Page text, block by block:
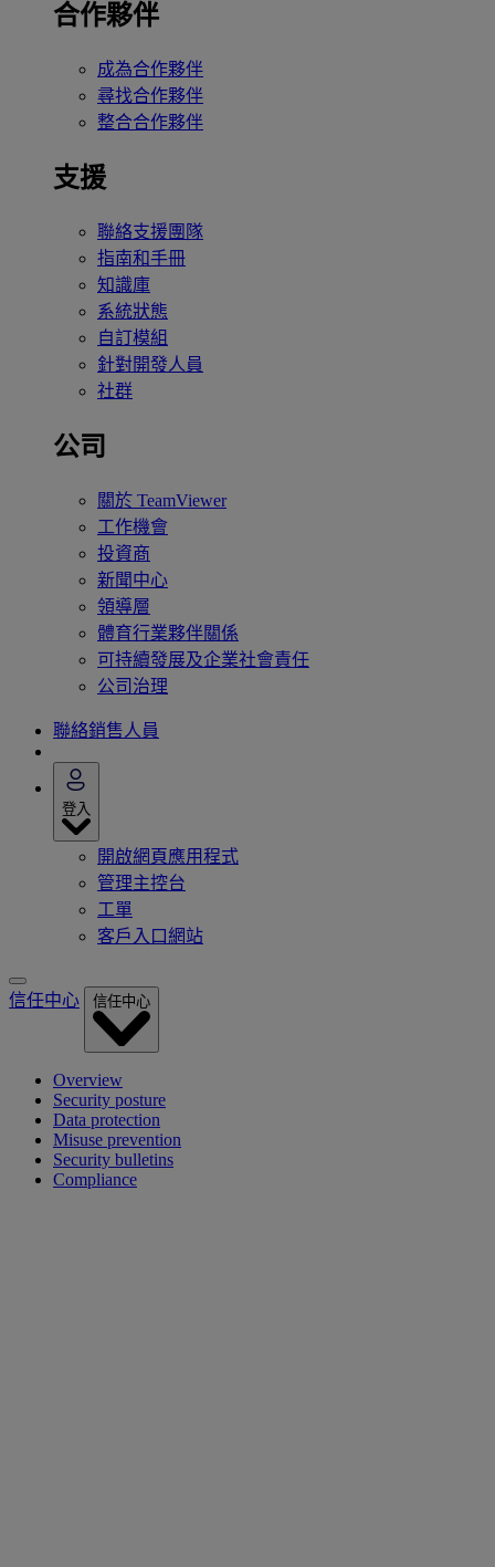
合作夥伴
成為合作夥伴
尋找合作夥伴
整合合作夥伴
支援
聯絡支援團隊
指南和手冊
知識庫
系統狀態
自訂模組
針對開發人員
社群
公司
關於 TeamViewer
工作機會
投資商
新聞中心
領導層
體育行業夥伴關係
可持續發展及企業社會責任
公司治理
聯絡銷售人員
登入
開啟網頁應用程式
管理主控台
工單
客戶入口網站
信任中心 信任中心
Overview
Security posture
Data protection
Misuse prevention
Security bulletins
Compliance